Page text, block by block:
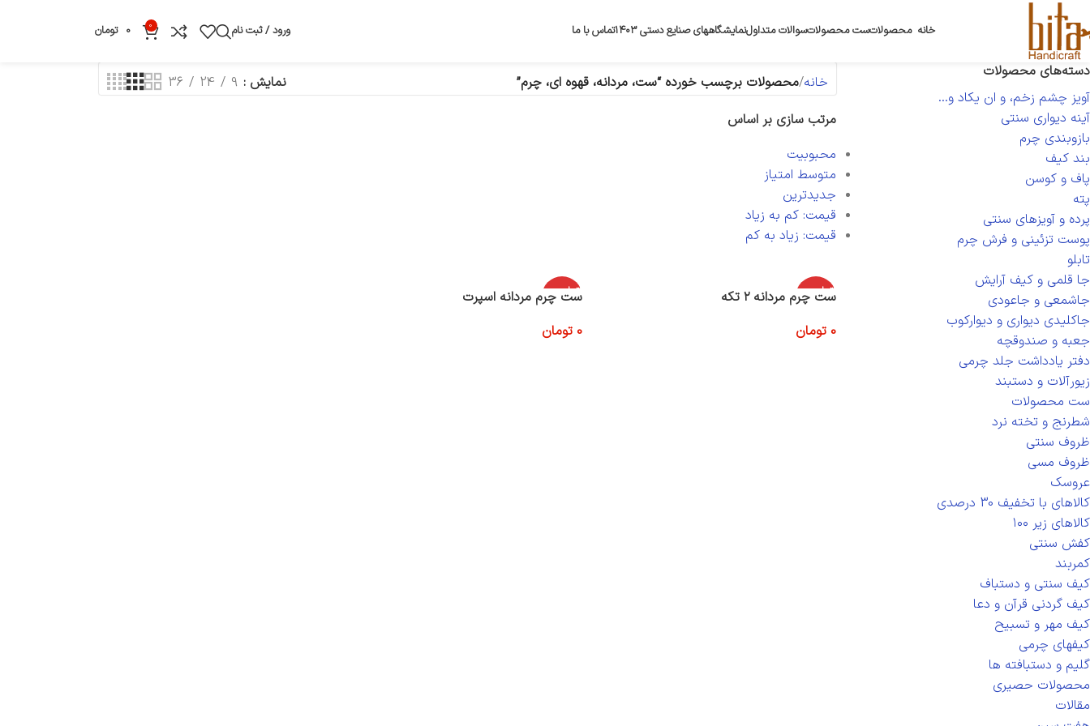
خانه محصولاتست محصولاتسوالات متداولنمایشگاههای صنایع دستی ۱۴۰۳ تماس با ما ورود / ثبت نام 0
0 تومان
دسته‌های محصولات
آویز چشم زخم، و ان یکاد و...
آینه دیواری سنتی
بازوبندی چرم
بند کیف
پاف و کوسن
پته
پرده و آویزهای سنتی
پوست تزئینی و فرش چرم
تابلو
جا قلمی و کیف آرایش
جاشمعی و جاعودی
جاکلیدی دیواری و دیوارکوب
جعبه و صندوقچه
دفتر یادداشت جلد چرمی
زیورآلات و دستبند
ست محصولات
شطرنج و تخته نرد
ظروف سنتی
ظروف مسی
عروسک
کالاهای با تخفیف 30 درصدی
کالاهای زیر ۱۰۰
کفش سنتی
کمربند
کیف سنتی و دستباف
کیف گردنی قرآن و دعا
کیف مهر و تسبیح
کیفهای چرمی
گلیم و دستبافته ها
محصولات حصیری
مقالات
خانه محصولات برچسب خورده “ست، مردانه، قهوه ای، چرم” نمایش 9
24
36
مرتب سازی بر اساس
محبوبیت
متوسط امتیاز
جدیدترین
قیمت: کم به زیاد
قیمت: زیاد به کم
اتمام موج
ودی
ست چرم مردانه ۲ تکه
0 تومان
اتمام موج
ودی
ست چرم مردانه اسپرت
0 تومان